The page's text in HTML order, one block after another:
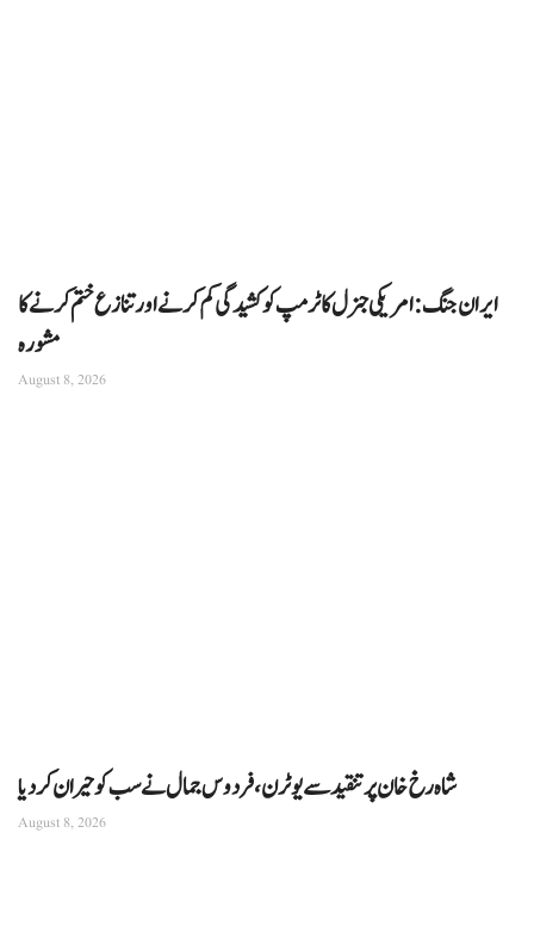
ایران جنگ: امریکی جنرل کا ٹرمپ کو کشیدگی کم کرنے اور تنازع ختم کرنے کا
مشورہ
August 8, 2026
شاہ رخ خان پر تنقید سے یوٹرن، فردوس جمال نے سب کو حیران کردیا
August 8, 2026